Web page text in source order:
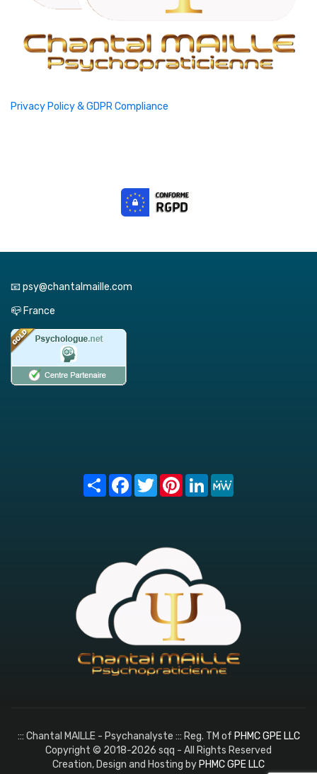
Privacy Policy & GDPR Compliance
📧 psy@chantalmaille.com
📪 France
Share FacebookTwitterPinterest
LinkedIn
::: Chantal MAILLE - Psychanalyste ::: Reg. TM of PHMC GPE LLC
Copyright © 2018-2026 sqq - All Rights Reserved
Creation, Design and Hosting by PHMC GPE LLC